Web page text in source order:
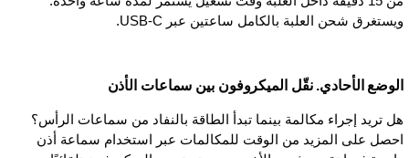
ويستغرق شحن العلبة بالكامل ساعتين عبر USB-C.
الوضع الأحادي. نقّل الميكروفون بين سماعات الأذن
هل تريد إجراء مكالمة بينما تبدأ الطاقة بالنفاد من سماعات الرأس؟
احصل على المزيد من الوقت للمكالمات عبر استخدام سماعة أذن